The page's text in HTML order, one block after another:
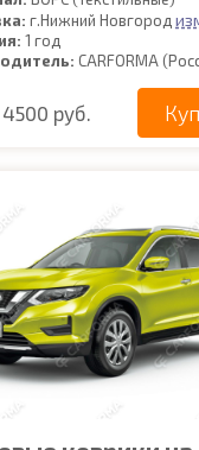
г.Нижний Новгород
1 год
CARFORMA
4500 руб.